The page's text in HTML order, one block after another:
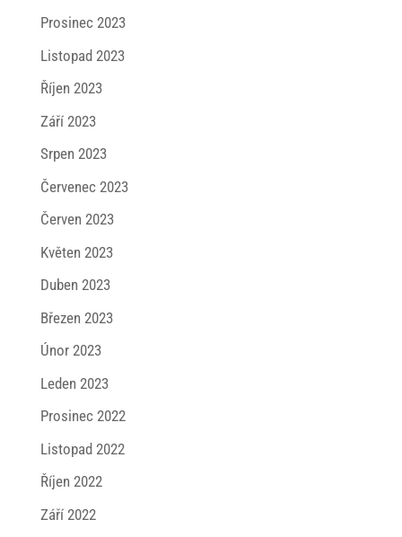
Prosinec 2023
Listopad 2023
Říjen 2023
Září 2023
Srpen 2023
Červenec 2023
Červen 2023
Květen 2023
Duben 2023
Březen 2023
Únor 2023
Leden 2023
Prosinec 2022
Listopad 2022
Říjen 2022
Září 2022